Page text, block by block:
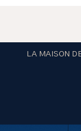
LA MAISON